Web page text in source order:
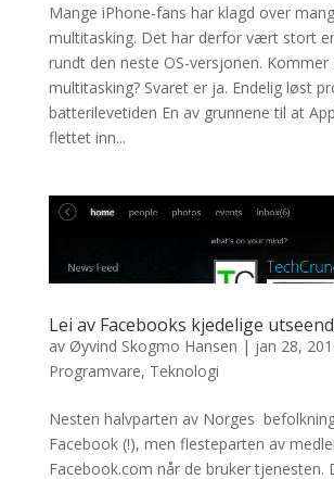
Mange iPhone-fans har klagd over
multitasking. Det har derfor vært stort
rundt den neste OS-versjonen. Kommer
multitasking? Svaret er ja. Endelig løst
batterilevetiden En av grunnene til at
flettet inn...
Lei av Facebooks kjedelige
av Øyvind Skogmo Hansen | jan 28,
Programvare, Teknologi
Nesten halvparten av Norges
Facebook (!), men flesteparten av
Facebook.com når de bruker tjenesten.